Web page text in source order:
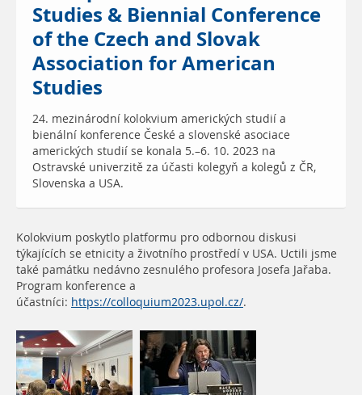
Studies & Biennial Conference
of the Czech and Slovak
Association for American
Studies
24. mezinárodní kolokvium amerických studií a
bienální konference České a slovenské asociace
amerických studií se konala 5.–6. 10. 2023 na
Ostravské univerzitě za účasti kolegyň a kolegů z ČR,
Slovenska a USA.
Kolokvium poskytlo platformu pro odbornou diskusi
týkajících se etnicity a životního prostředí v USA. Uctili jsme
také památku nedávno zesnulého profesora Josefa Jařaba.
Program konference a
účastníci: https://colloquium2023.upol.cz/.